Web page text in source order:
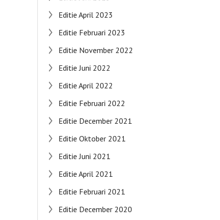
Editie April 2023
Editie Februari 2023
Editie November 2022
Editie Juni 2022
Editie April 2022
Editie Februari 2022
Editie December 2021
Editie Oktober 2021
Editie Juni 2021
Editie April 2021
Editie Februari 2021
Editie December 2020